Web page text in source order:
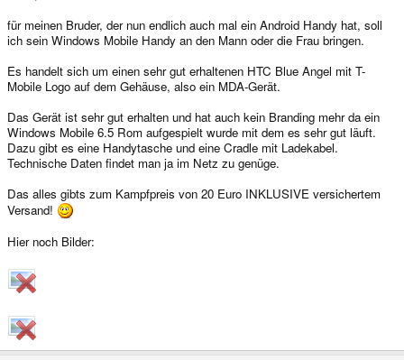
für meinen Bruder, der nun endlich auch mal ein Android Handy hat, soll
ich sein Windows Mobile Handy an den Mann oder die Frau bringen.
Es handelt sich um einen sehr gut erhaltenen HTC Blue Angel mit T-
Mobile Logo auf dem Gehäuse, also ein MDA-Gerät.
Das Gerät ist sehr gut erhalten und hat auch kein Branding mehr da ein
Windows Mobile 6.5 Rom aufgespielt wurde mit dem es sehr gut läuft.
Dazu gibt es eine Handytasche und eine Cradle mit Ladekabel.
Technische Daten findet man ja im Netz zu genüge.
Das alles gibts zum Kampfpreis von 20 Euro INKLUSIVE versichertem
Versand!
Hier noch Bilder: